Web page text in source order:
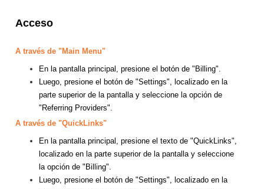
Acceso
A través de "Main Menu"
En la pantalla principal, presione el botón de "Billing".
Luego, presione el botón de "Settings", localizado en la
parte superior de la pantalla y seleccione la opción de
"Referring Providers".
A través de "QuickLinks"
En la pantalla principal, presione el texto de "QuickLinks",
localizado en la parte superior de la pantalla y seleccione
la opción de "Billing".
Luego, presione el botón de "Settings", localizado en la